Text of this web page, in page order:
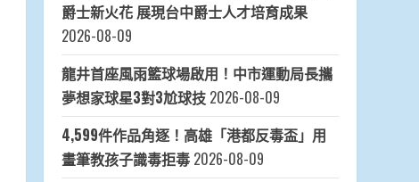
爵士新火花 展現台中爵士人才培育成果
2026-08-09
龍井首座風雨籃球場啟用！中市運動局長攜
夢想家球星3對3尬球技 2026-08-09
4,599件作品角逐！高雄「港都反毒盃」用
畫筆教孩子識毒拒毒 2026-08-09